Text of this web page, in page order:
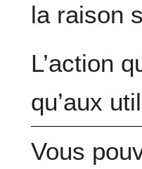
la raison
L’action
qu’aux
Vous